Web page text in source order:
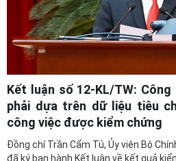
Kết luận số 12-KL/TW:
phải dựa trên dữ liệu tiêu
công việc được kiểm chứng
Đồng chí Trần Cẩm Tú, Ủy viên Bộ
đã ký ban hành Kết luận về kết quả
chất lượng đối với tập thể, cá nhân